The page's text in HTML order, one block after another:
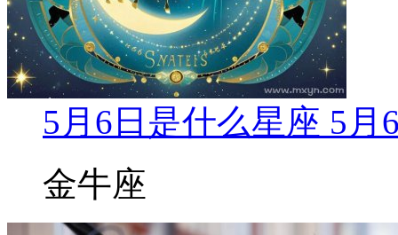
5月6日是什么星座 5
金牛座